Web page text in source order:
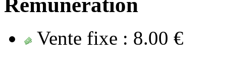
Vente fixe : 8.00 €